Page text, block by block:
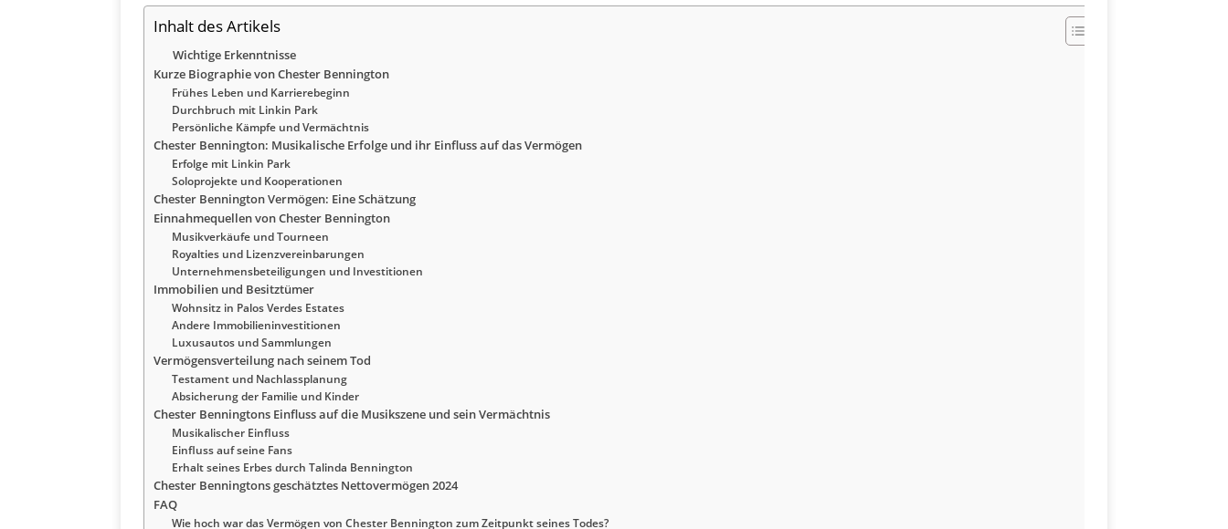
Inhalt des Artikels
Wichtige Erkenntnisse
Kurze Biographie von Chester Bennington
Frühes Leben und Karrierebeginn
Durchbruch mit Linkin Park
Persönliche Kämpfe und Vermächtnis
Chester Bennington: Musikalische Erfolge und ihr Einfluss auf das Vermögen
Erfolge mit Linkin Park
Soloprojekte und Kooperationen
Chester Bennington Vermögen: Eine Schätzung
Einnahmequellen von Chester Bennington
Musikverkäufe und Tourneen
Royalties und Lizenzvereinbarungen
Unternehmensbeteiligungen und Investitionen
Immobilien und Besitztümer
Wohnsitz in Palos Verdes Estates
Andere Immobilieninvestitionen
Luxusautos und Sammlungen
Vermögensverteilung nach seinem Tod
Testament und Nachlassplanung
Absicherung der Familie und Kinder
Chester Benningtons Einfluss auf die Musikszene und sein Vermächtnis
Musikalischer Einfluss
Einfluss auf seine Fans
Erhalt seines Erbes durch Talinda Bennington
Chester Benningtons geschätztes Nettovermögen 2024
FAQ
Wie hoch war das Vermögen von Chester Bennington zum Zeitpunkt seines Todes?